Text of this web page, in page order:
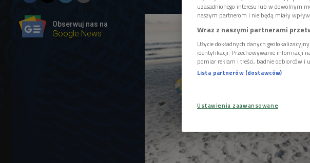
Obserwuj nas na
Google News
uzasadnionego interesu lub w dowolnym
naszym partnerom i nie będą miały
Wraz z naszymi partnerami
Użycie dokładnych danych
identyfikacji. Przechowywanie informacji
pomiar reklam i treści, badnie odbiorców i
Lista partnerów (dostawców)
Ustawienia zaawansowane